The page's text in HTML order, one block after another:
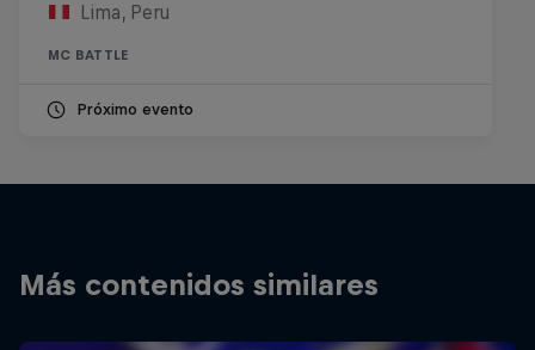
Lima, Peru
MC BATTLE
Próximo evento
Más contenidos similares